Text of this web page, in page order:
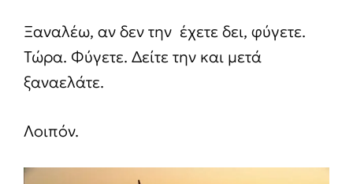
Ξαναλέω, αν δεν την έχετε δει, φύγετε.
Τώρα. Φύγετε. Δείτε την και μετά
ξαναελάτε.
Λοιπόν.